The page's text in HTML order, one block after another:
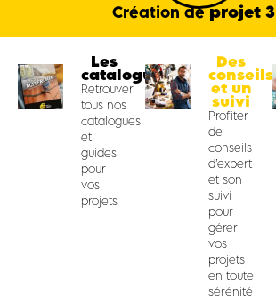
Création deprojet
Les
catalogues
Retrouver
tous nos
catalogues
et
guides
pour
vos
projets
Des
conseils
et un
suivi
Profiter
de
conseils
d’expert
et son
suivi
pour
gérer
vos
projets
en toute
sérénité